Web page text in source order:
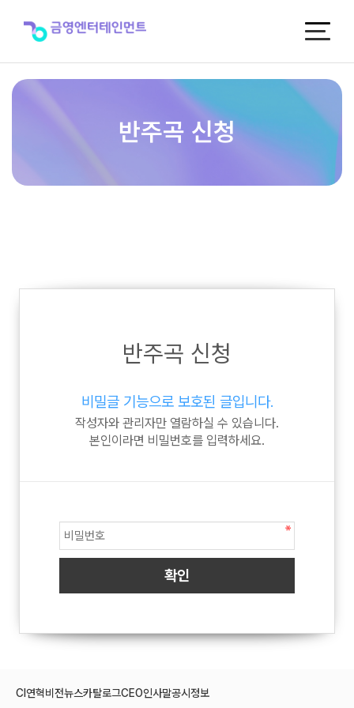
반주곡 신청
반주곡 신청
비밀글 기능으로 보호된 글입니다.
작성자와 관리자만 열람하실 수 있습니다.
본인이라면 비밀번호를 입력하세요.
CI 연혁비전뉴스카탈로그CEO인사말공시정보